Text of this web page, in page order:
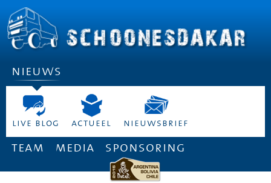
nieuws
live blog actueel nieuwsbrief
team media sponsoring